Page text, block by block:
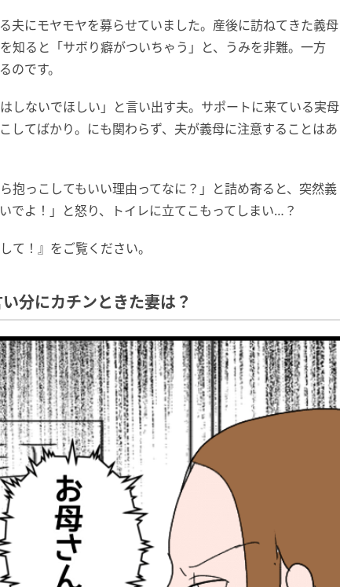
夫にモヤモヤを募らせていました。産後に訪ねてきた義母
知ると「サボり癖がついちゃう」と、うみを非難。一方
のです。
しないでほしい」と言い出す夫。サポートに来ている実母
してばかり。にも関わらず、夫が義母に注意することはあ
抱っこしてもいい理由ってなに？」と詰め寄ると、突然義
でよ！」と怒り、トイレに立てこもってしまい…？
て！』をご覧ください。
分にカチンときた妻は？